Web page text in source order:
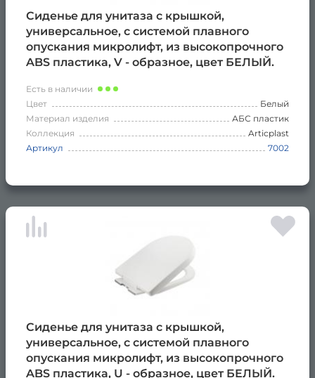
Сиденье для унитаза с крышкой,
универсальное, с системой плавного
опускания микролифт, из высокопрочного
ABS пластика, V - образное, цвет БЕЛЫЙ.
Есть в наличии
Цвет
Белый
Материал изделия
АБС пластик
Коллекция
Articplast
Артикул
7002
Сиденье для унитаза с крышкой,
универсальное, с системой плавного
опускания микролифт, из высокопрочного
ABS пластика, U - образное, цвет БЕЛЫЙ.